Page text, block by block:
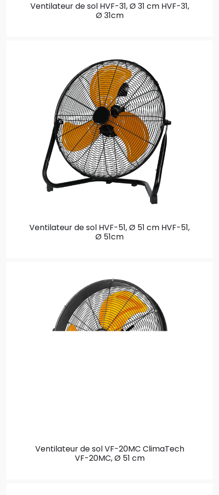
Ventilateur de sol HVF-31, Ø 31 cm HVF-31,
Ø 31cm
Ventilateur de sol HVF-51, Ø 51 cm HVF-51,
Ø 51cm
Ventilateur de sol VF-20MC ClimaTech
VF-20MC, Ø 51 cm